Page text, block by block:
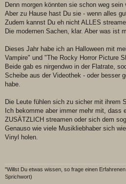
Denn morgen könnten sie schon weg sein
Aber zu Hause hast Du sie - wenn alles
Zudem kannst Du eh nicht ALLES
Die modernen Sachen, klar. Aber was ist
Dieses Jahr habe ich an Halloween mit
Vampire" und "The Rocky Horror Picture
Beide gab es nirgendwo in der Flatrate,
Scheibe aus der Videothek - oder besser
habe.
Die Leute fühlen sich zu sicher mit ihrem
Ich bekomme aber immer mehr mit, dass
ZUSÄTZLICH streamen oder sich dem
Genauso wie viele Musikliebhaber sich
Vinyl holen.
"Willst Du etwas wissen, so frage einen
Sprichwort)